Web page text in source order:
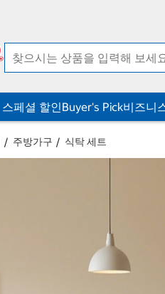
스페셜 할인Buyer's Pick비즈니
주방가구 식탁 세트